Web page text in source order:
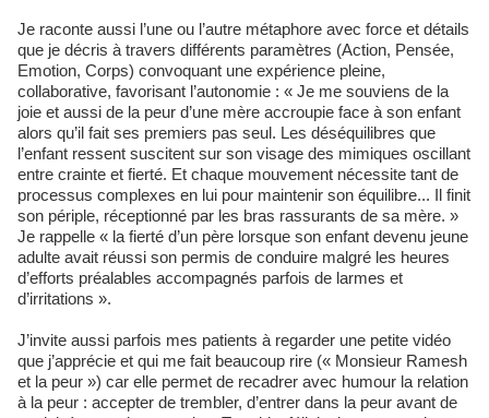
Je raconte aussi l’une ou l’autre métaphore avec force et détails
que je décris à travers différents paramètres (Action, Pensée,
Emotion, Corps) convoquant une expérience pleine,
collaborative, favorisant l’autonomie : « Je me souviens de la
joie et aussi de la peur d’une mère accroupie face à son enfant
alors qu’il fait ses premiers pas seul. Les déséquilibres que
l’enfant ressent suscitent sur son visage des mimiques oscillant
entre crainte et fierté. Et chaque mouvement nécessite tant de
processus complexes en lui pour maintenir son équilibre... Il finit
son périple, réceptionné par les bras rassurants de sa mère. »
Je rappelle « la fierté d’un père lorsque son enfant devenu jeune
adulte avait réussi son permis de conduire malgré les heures
d’efforts préalables accompagnés parfois de larmes et
d’irritations ».
J’invite aussi parfois mes patients à regarder une petite vidéo
que j’apprécie et qui me fait beaucoup rire (« Monsieur Ramesh
et la peur ») car elle permet de recadrer avec humour la relation
à la peur : accepter de trembler, d’entrer dans la peur avant de